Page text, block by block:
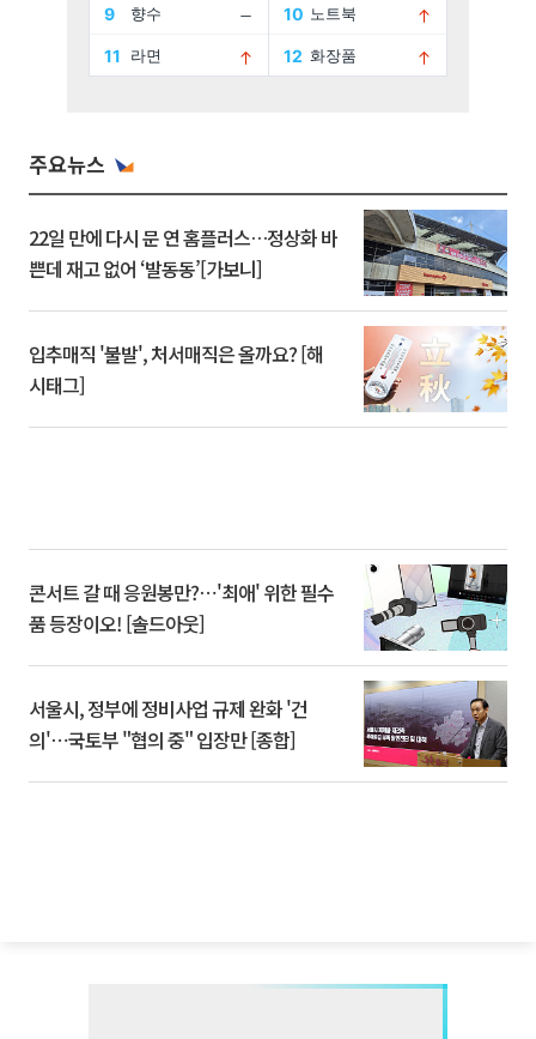
주요뉴스
22일 만에 다시 문 연 홈플러스…정상화 바
쁜데 재고 없어 ‘발동동’[가보니]
입추매직 '불발', 처서매직은 올까요? [해
시태그]
콘서트 갈 때 응원봉만?⋯'최애' 위한 필수
품 등장이오! [솔드아웃]
서울시, 정부에 정비사업 규제 완화 '건
의'⋯국토부 "협의 중" 입장만 [종합]